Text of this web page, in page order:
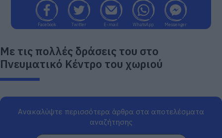
Facebook Twitter E-mail WhatsApp Messenger
Με τις πολλές δράσεις του στο
Πνευματικό Κέντρο του χωριού
Ανακαλύψτε περισσότερα άρθρα στα αποτελέσματα
αναζήτησης